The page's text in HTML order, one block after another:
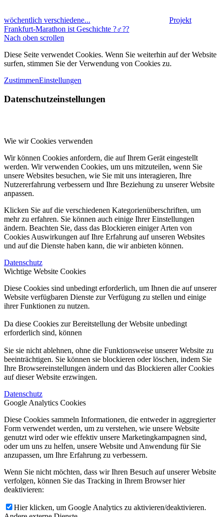
wöchentlich verschiedene...
Projekt
Frankfurt-Marathon ist Geschichte ?‍♂️??
Nach oben scrollen
Diese Seite verwendet Cookies. Wenn Sie weiterhin auf der Website
surfen, stimmen Sie der Verwendung von Cookies zu.
ZustimmenEinstellungen
Datenschutzeinstellungen
Wie wir Cookies verwenden
Wir können Cookies anfordern, die auf Ihrem Gerät eingestellt
werden. Wir verwenden Cookies, um uns mitzuteilen, wenn Sie
unsere Websites besuchen, wie Sie mit uns interagieren, Ihre
Nutzererfahrung verbessern und Ihre Beziehung zu unserer Website
anpassen.
Klicken Sie auf die verschiedenen Kategorienüberschriften, um
mehr zu erfahren. Sie können auch einige Ihrer Einstellungen
ändern. Beachten Sie, dass das Blockieren einiger Arten von
Cookies Auswirkungen auf Ihre Erfahrung auf unseren Websites
und auf die Dienste haben kann, die wir anbieten können.
Datenschutz
Wichtige Website Cookies
Diese Cookies sind unbedingt erforderlich, um Ihnen die auf unserer
Website verfügbaren Dienste zur Verfügung zu stellen und einige
ihrer Funktionen zu nutzen.
Da diese Cookies zur Bereitstellung der Website unbedingt
erforderlich sind, können
Sie sie nicht ablehnen, ohne die Funktionsweise unserer Website zu
beeinträchtigen. Sie können sie blockieren oder löschen, indem Sie
Ihre Browsereinstellungen ändern und das Blockieren aller Cookies
auf dieser Website erzwingen.
Datenschutz
Google Analytics Cookies
Diese Cookies sammeln Informationen, die entweder in aggregierter
Form verwendet werden, um zu verstehen, wie unsere Website
genutzt wird oder wie effektiv unsere Marketingkampagnen sind,
oder um uns zu helfen, unsere Website und Anwendung für Sie
anzupassen, um Ihre Erfahrung zu verbessern.
Wenn Sie nicht möchten, dass wir Ihren Besuch auf unserer Website
verfolgen, können Sie das Tracking in Ihrem Browser hier
deaktivieren:
Hier klicken, um Google Analytics zu aktivieren/deaktivieren.